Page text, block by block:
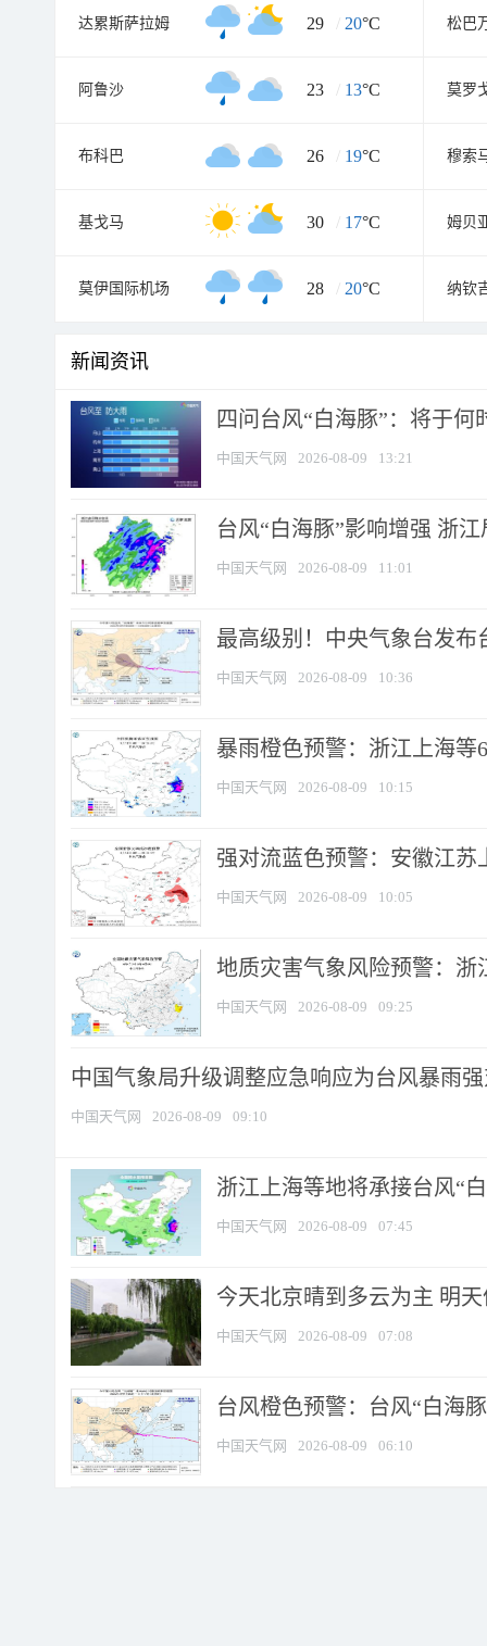
达累斯萨拉姆 29 / 20°C 松巴
阿鲁沙 23 / 13°C 莫罗
布科巴 26 / 19°C 穆索
基戈马 30 / 17°C 姆贝
莫伊国际机场 28 / 20°C 纳钦
新闻资讯
四问台风“白海豚”：将于
中国天气网 2026-08-09 13:21
台风“白海豚”影响增强 浙
中国天气网 2026-08-09 11:01
最高级别！中央气象台发布
中国天气网 2026-08-09 10:36
暴雨橙色预警：浙江上海等
中国天气网 2026-08-09 10:15
强对流蓝色预警：安徽江苏
中国天气网 2026-08-09 10:05
地质灾害气象风险预警：浙
中国天气网 2026-08-09 09:25
中国气象局升级调整应急响应为台风暴雨
中国天气网 2026-08-09 09:10
浙江上海等地将承接台风“
中国天气网 2026-08-09 07:45
今天北京晴到多云为主 明
中国天气网 2026-08-09 07:08
台风橙色预警：台风“白海
中国天气网 2026-08-09 06:10